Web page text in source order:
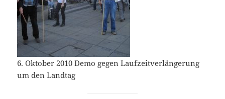
6. Oktober 2010 Demo gegen Laufzeitverlängerung
um den Landtag